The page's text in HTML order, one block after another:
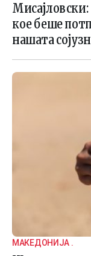
кое беше
нашата
МАКЕДОНИЈА .